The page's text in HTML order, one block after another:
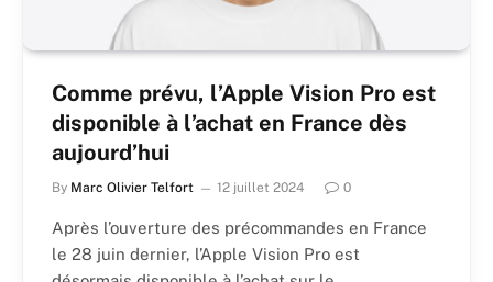
Comme prévu, l’Apple Vision Pro est
disponible à l’achat en France dès
aujourd’hui
By Marc Olivier Telfort 12 juillet 2024 0
Après l’ouverture des précommandes en France
le 28 juin dernier, l’Apple Vision Pro est